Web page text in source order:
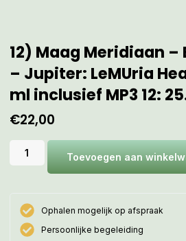
12) Maag Meridiaan
– Jupiter: LeMUria
ml inclusief MP3 12:
€22,00
Toevoegen aan
Ophalen mogelijk op afspraak
Persoonlijke begeleiding